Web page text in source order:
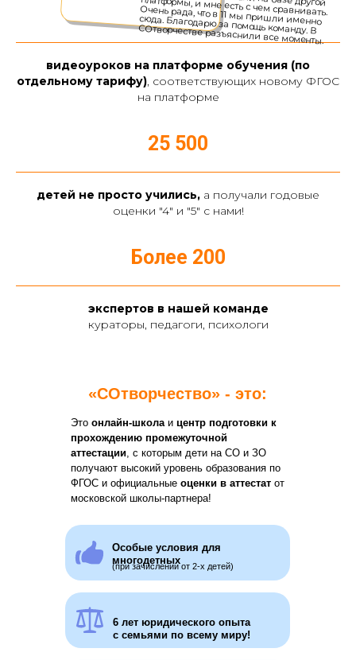
4 000 +
видеоуроков на платформе обучения (по
отдельному тарифу), соответствующих новому ФГОС
на платформе
25 500
детей не просто учились, а получали годовые
оценки "4" и "5" с нами!
Более 200
экспертов в нашей команде
кураторы, педагоги, психологи
Это онлайн-школаи центр подготовки к
прохождению промежуточной
аттестации, с которым дети на СО и ЗО
получают высокий уровень образования по
ФГОС и официальные оценки в аттестат от
московской школы-партнера!
«СОтворчество» - это:
6 лет юридического опыта
с семьями по всему миру!
Особые условия для
многодетных
(при зачислении от 2-х детей)
Создано мамой для
мам:
Анастасия Калмыкова
детей на СО, которые учатся и
аттестуются с "СОтворчеством"!